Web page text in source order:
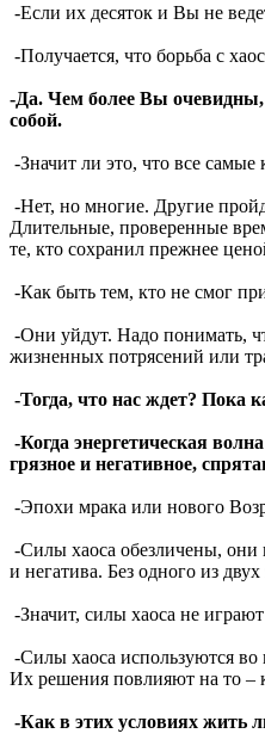
-Если их десяток и Вы не
-Получается, что борьба с
-Да. Чем более Вы очевидны,
собой.
-Значит ли это, что все самые
-Нет, но многие. Другие
Длительные, проверенные
те, кто сохранил прежнее
-Как быть тем, кто не смог
-Они уйдут. Надо понимать,
жизненных потрясений или
-Тогда, что нас ждет? Пока
-Когда энергетическая
грязное и негативное,
-Эпохи мрака или нового
-Силы хаоса обезличены, они
и негатива. Без одного из
-Значит, силы хаоса не
-Силы хаоса используются во
Их решения повлияют на то –
-Как в этих условиях жить